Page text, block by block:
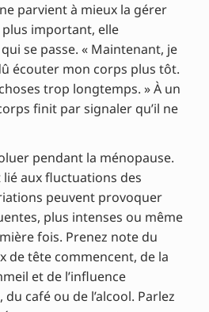
parvient à mieux la gérer
important, elle
se passe. « Maintenant, je
écouter mon corps plus tôt.
trop longtemps. » À un
finit par signaler qu’il ne
pendant la ménopause.
aux fluctuations des
peuvent provoquer
plus intenses ou même
fois. Prenez note du
de tête commencent, de la
et de l’influence
café ou de l’alcool. Parlez